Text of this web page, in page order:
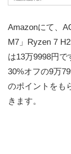
Amazonにて、
M7」Ryzen 7
は13万9998円
30%オフの9万
のポイントをも
きます。